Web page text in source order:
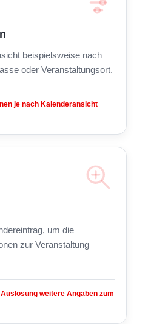
beispielsweise nach
oder Veranstaltungsort.
je nach Kalenderansicht
um die
zur Veranstaltung
weitere Angaben zum